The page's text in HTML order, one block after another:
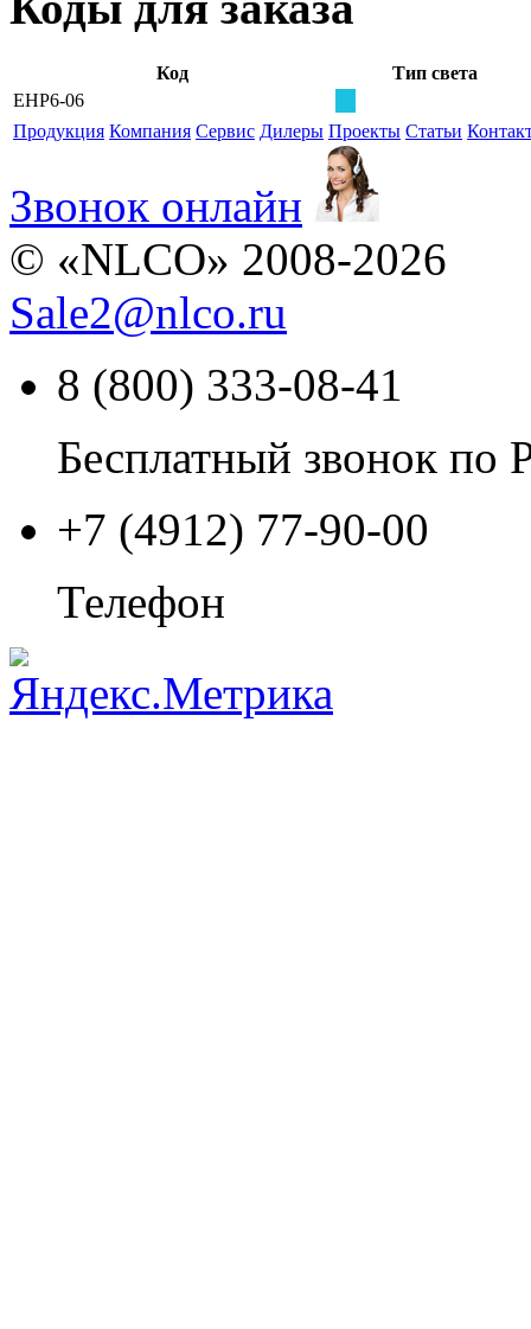
Код
Тип света
EHP6-06
Продукция Компания Сервис Дилеры Проекты Статьи
Звонок онлайн
© «NLCO» 2008-2026
Sale2@nlco.ru
8 (800) 333-08-41
Бесплатный звонок по
+7 (4912) 77-90-00
Телефон